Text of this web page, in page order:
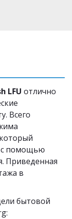
LFU отлично
Всего
с помощью
Приведенная
в
бытовой